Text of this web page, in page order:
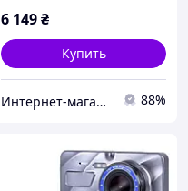
6 149₴
Купить
Интернет-магазин "Vel24" 88%